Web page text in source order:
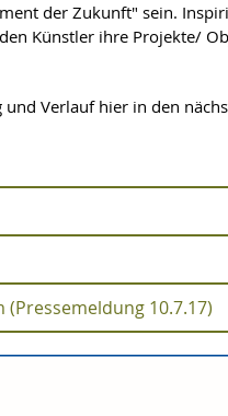
der Zukunft" sein.
Künstler ihre Projekte/
Verlauf hier in den
Bezug: Ion Hole
Hole
10.7.17)